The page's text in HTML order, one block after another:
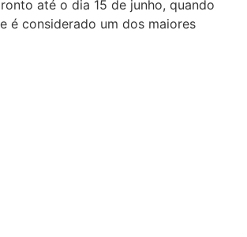
até o dia 15 de junho, quando
é considerado um dos maiores